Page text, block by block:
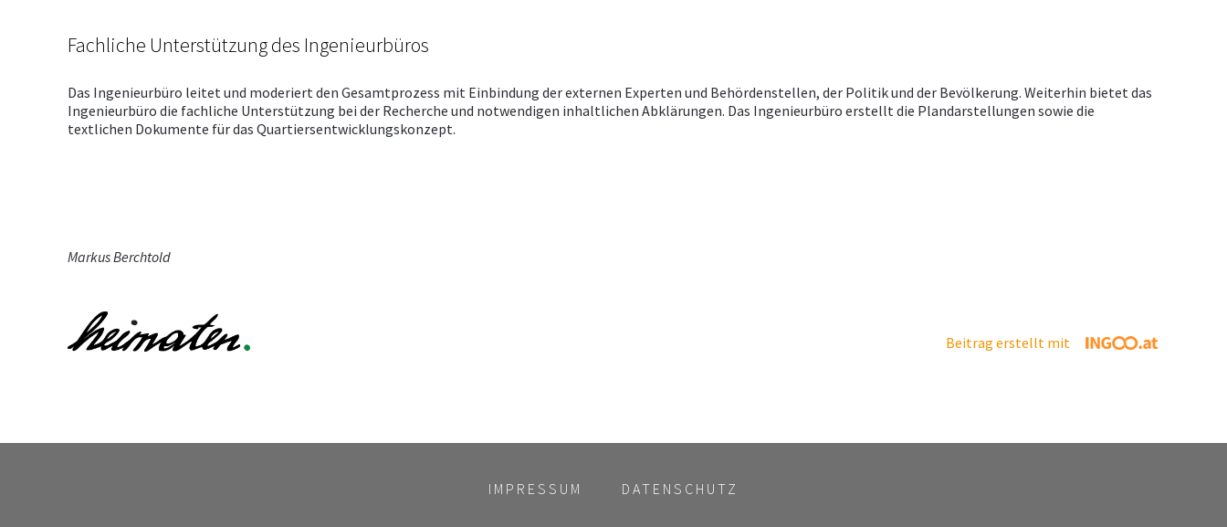
Fachliche Unterstützung des Ingenieurbüros
Das Ingenieurbüro leitet und moderiert den Gesamtprozess mit Einbindung der externen Experten und Behördenstellen, der Politik und der Bevölkerung. Weiterhin bietet das
Ingenieurbüro die fachliche Unterstützung bei der Recherche und notwendigen inhaltlichen Abklärungen. Das Ingenieurbüro erstellt die Plandarstellungen sowie die
textlichen Dokumente für das Quartiersentwicklungskonzept.
Markus Berchtold
Beitrag erstellt mit
IMPRESSUM DATENSCHUTZ